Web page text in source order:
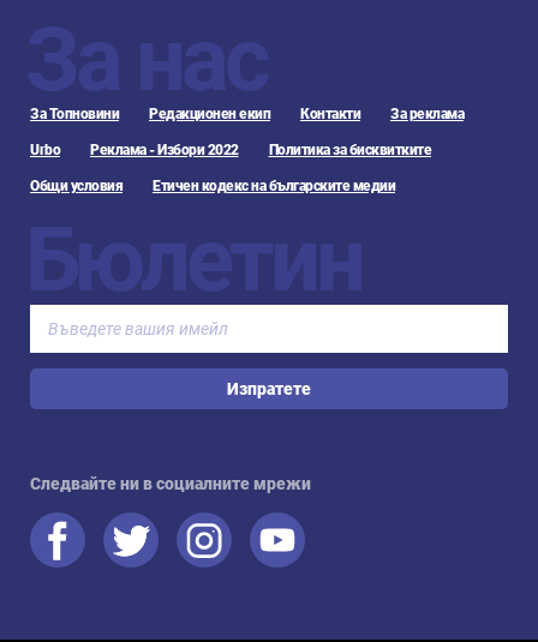
За нас
За Топновини Редакционен екип Контакти За реклама
Urbo Реклама - Избори 2022 Политика за бисквитките
Общи условия Етичен кодекс на българските медии
Бюлетин
Изпратете
Следвайте ни в социалните мрежи